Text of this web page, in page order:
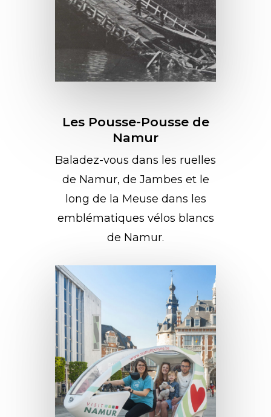
Les Pousse-Pousse de
Namur
Baladez-vous dans les ruelles
de Namur, de Jambes et le
long de la Meuse dans les
emblématiques vélos blancs
de Namur.